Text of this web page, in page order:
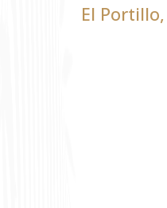
El Portillo,